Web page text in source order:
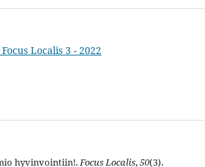
Localis 3 - 2022
hyvinvointiin!.Focus Localis,50(3).